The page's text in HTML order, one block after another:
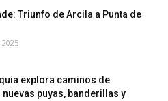
Triunfo de Arcila a Punta de
explora caminos de
puyas, banderillas y